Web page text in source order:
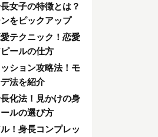
女子の特徴とは？
をピックアップ
テクニック！恋愛
ールの仕方
ション攻略法！モ
法を紹介
化法！見かけの身
ルの選び方
！身長コンプレッ